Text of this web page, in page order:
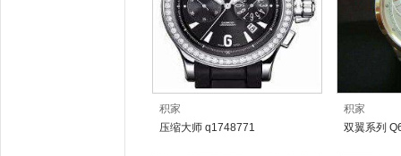
积家
压缩大师 q1748771
积家
双翼系列